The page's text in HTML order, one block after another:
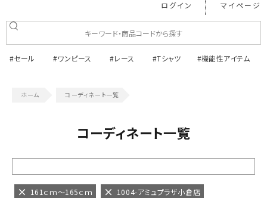
ログイン マイページ
#セール #ワンピース #レース #Tシャツ #機能性アイテム
コーディネート一覧
コーディネート一覧
161ｃｍ～165ｃｍ 1004-アミュプラザ小倉店